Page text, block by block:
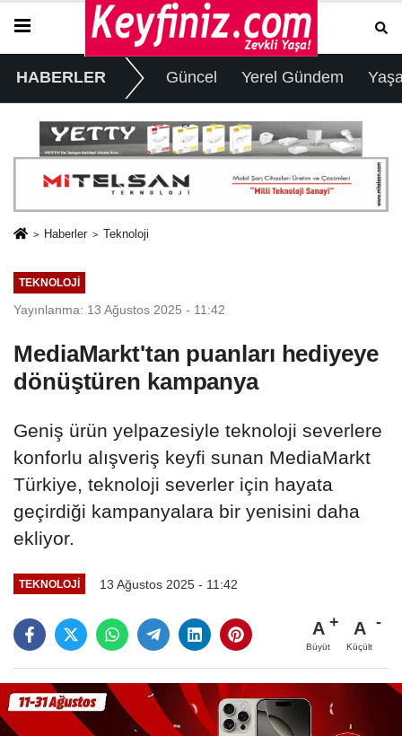
HABERLER Güncel Yerel Gündem
Haberler Teknoloji
TEKNOLOJI
Yayınlanma: 13 Ağustos 2025 - 11:42
MediaMarkt'tan puanları hediyeye
dönüştüren kampanya
Geniş ürün yelpazesiyle teknoloji severlere
konforlu alışveriş keyfi sunan MediaMarkt
Türkiye, teknoloji severler için hayata
geçirdiği kampanyalara bir yenisini daha
ekliyor.
TEKNOLOJI 13 Ağustos 2025 - 11:42
A
Büyüt
A
Küçült